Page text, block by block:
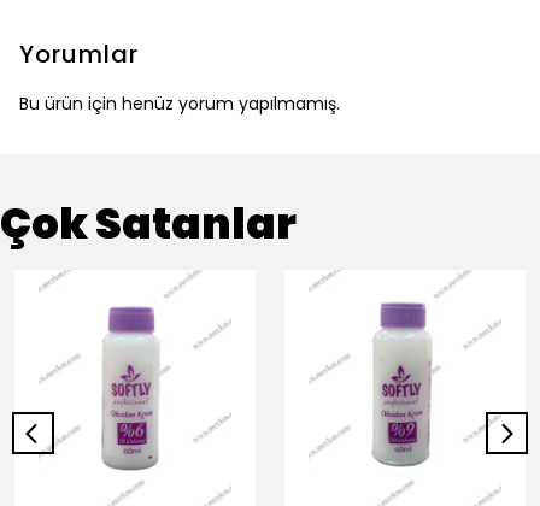
Yorumlar
Bu ürün için henüz yorum yapılmamış.
Çok Satanlar